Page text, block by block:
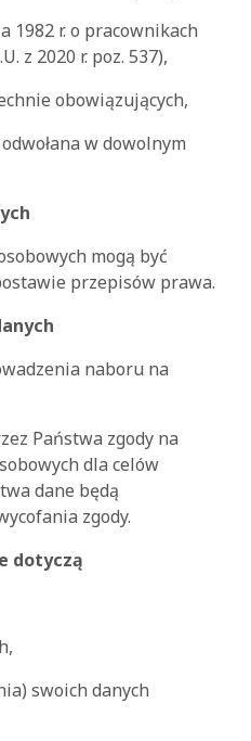
1982 r. o pracownikach
z 2020 r. poz. 537),
obowiązujących,
w dowolnym
mogą być
przepisów prawa.
naboru na
Państwa zgody na
dla celów
dane będą
zgody.
dotyczą
swoich danych